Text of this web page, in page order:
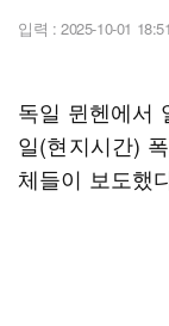
입력 : 2025-10-01 18:51
독일 뮌헨에서
일(현지시간)
체들이 보도했